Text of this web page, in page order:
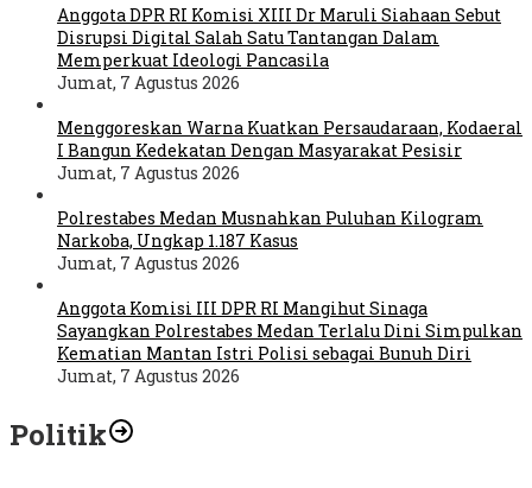
Anggota DPR RI Komisi XIII Dr Maruli Siahaan Sebut
Disrupsi Digital Salah Satu Tantangan Dalam
Memperkuat Ideologi Pancasila
Jumat, 7 Agustus 2026
Menggoreskan Warna Kuatkan Persaudaraan, Kodaeral
I Bangun Kedekatan Dengan Masyarakat Pesisir
Jumat, 7 Agustus 2026
Polrestabes Medan Musnahkan Puluhan Kilogram
Narkoba, Ungkap 1.187 Kasus
Jumat, 7 Agustus 2026
Anggota Komisi III DPR RI Mangihut Sinaga
Sayangkan Polrestabes Medan Terlalu Dini Simpulkan
Kematian Mantan Istri Polisi sebagai Bunuh Diri
Jumat, 7 Agustus 2026
Politik